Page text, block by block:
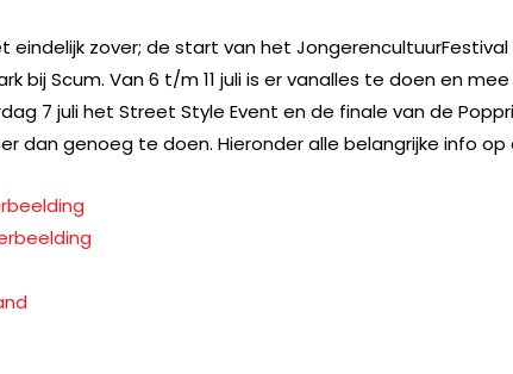
eindelijk zover; de start van het
bij Scum. Van 6 t/m 11 juli is er vanalles te doen en
7 juli het Street Style Event en de finale van de
dan genoeg te doen. Hieronder alle belangrijke info op